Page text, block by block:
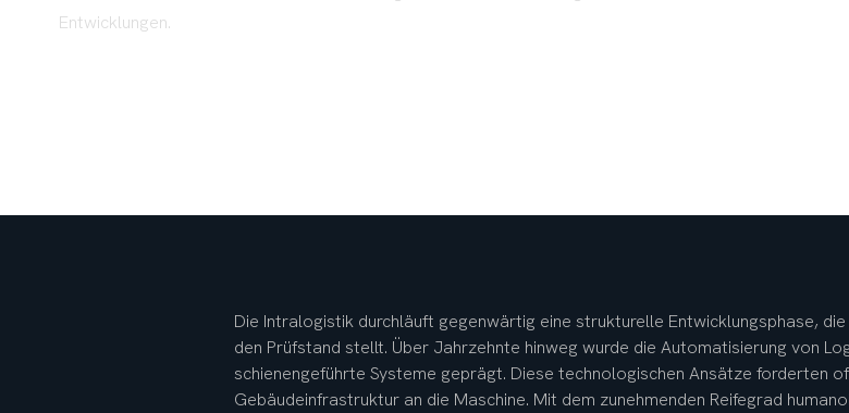
Entwicklungen.
Die Intralogistik durchläuft gegenwärtig eine strukturelle Entwicklungsphase,
den Prüfstand stellt. Über Jahrzehnte hinweg wurde die Automatisierung von
schienengeführte Systeme geprägt. Diese technologischen Ansätze forderten
Gebäudeinfrastruktur an die Maschine. Mit dem zunehmenden Reifegrad